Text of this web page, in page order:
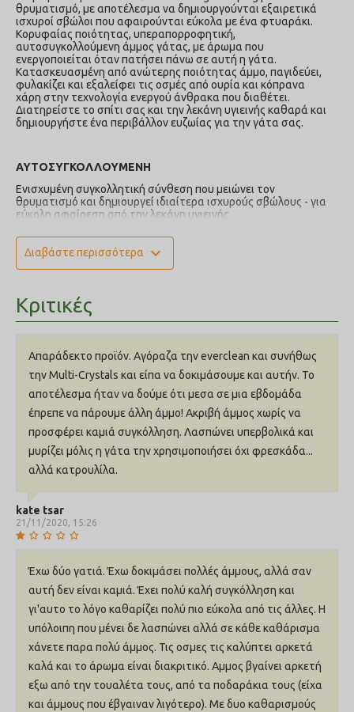
θρυματισμό, με αποτέλεσμα να δημιουργούνται εξαιρετικά
ισχυροί σβώλοι που αφαιρούνται εύκολα με ένα φτυαράκι.
Κορυφαίας ποιότητας, υπεραπορροφητική,
αυτοσυγκολλούμενη άμμος γάτας, με άρωμα που
ενεργοποιείται όταν πατήσει πάνω σε αυτή η γάτα.
Κατασκευασμένη από ανώτερης ποιότητας άμμο, παγιδεύει,
φυλακίζει και εξαλείφει τις οσμές από ουρία και κόπρανα
χάρη στην τεχνολογία ενεργού άνθρακα που διαθέτει.
Διατηρείστε το σπίτι σας και την λεκάνη υγιεινής καθαρά και
δημιουργήστε ένα περιβάλλον ευζωίας για την γάτα σας.
ΑΥΤΟΣΥΓΚΟΛΛΟΥΜΕΝΗ
Ενισχυμένη συγκολλητική σύνθεση που μειώνει τον
θρυματισμό και δημιουργεί ιδιαίτερα ισχυρούς σβώλους - για
εύκολη αφαίρεση από την λεκάνη υγιεινής.
ΑΡΩΜΑ ΦΡΕΣΚΑΔΑΣ
Εξασφαλίζει συνεχές ευχάριστο άρωμα τόσο στην λεκάνη
υγιεινής, όσο και στο σπίτι.
ΠΑΤΕΝΤΑΡΙΣΜΕΝΗ ΤΕΧΝΟΛΟΓΙΑ ΕΝΕΡΓΟΥ ΑΝΘΡΑΚΑ
Εξαλείφει τις οσμές ούρων, κοπράνων και αμμωνίας
ΑΡΩΜΑ ΠΟΥ ΕΝΕΡΓΟΠΟΙΕΙΤΑΙ ΜΕ ΤΑ ΠΟΔΙΑ ΤΗΣ ΓΑΤΑΣ
Το άρωμα απελευθερώνεται μόνο όταν η λεκάνη υγιεινής
χρησιμοποιείται.
ΜΕΓΑΛΗ ΔΙΑΡΚΕΙΑ
Ενδεικτικά, 1 συσκευασία 10lt διαρκεί έως και δύο μήνες*, που
σημαίνει λιγότερες αλλαγές στη λεκάνη υγιεινής και
εξοικονόμηση χρημάτων.
*Βασισμένο σε εργαστηριακά αποτελέσματα (μέσος
ημερήσιος όγκος ούρων για μία μεσαίου μεγέθους οικόσιτη
γάτα)
Διαβάστε περισσότερα expand_more
Κριτικές
Απαράδεκτο προϊόν. Αγόραζα την everclean και συνήθως
την Multi-Crystals και είπα να δοκιμάσουμε και αυτήν. Το
αποτέλεσμα ήταν να δούμε ότι μεσα σε μια εβδομάδα
έπρεπε να πάρουμε άλλη άμμο! Ακριβή άμμος χωρίς να
προσφέρει καμιά συγκόλληση. Λασπώνει υπερβολικά και
μυρίζει μόλις η γάτα την χρησιμοποιήσει όχι φρεσκάδα...
αλλά κατρουλίλα.
kate tsar
21/11/2020, 15:26
Έχω δύο γατιά. Έχω δοκιμάσει πολλές άμμους, αλλά σαν
αυτή δεν είναι καμιά. Έχει πολύ καλή συγκόλληση και
γι'αυτο το λόγο καθαρίζει πολύ πιο εύκολα από τις άλλες. Η
υπόλοιπη που μένει δε λασπώνει αλλά σε κάθε καθάρισμα
χάνετε παρα πολύ άμμος. Τις οσμες τις καλύπτει αρκετά
καλά και το άρωμα είναι διακριτικό. Αμμος βγαίνει αρκετή
εξω από την τουαλέτα τους, από τα ποδαράκια τους (είχα
και άμμους που έβγαιναν λιγότερο). Με δυο καθαρισμούς